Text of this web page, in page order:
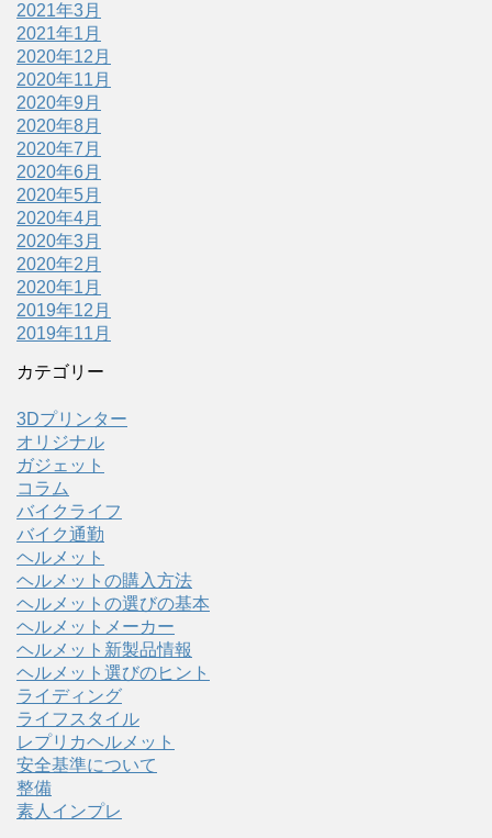
2021年3月
2021年1月
2020年12月
2020年11月
2020年9月
2020年8月
2020年7月
2020年6月
2020年5月
2020年4月
2020年3月
2020年2月
2020年1月
2019年12月
2019年11月
カテゴリー
3Dプリンター
オリジナル
ガジェット
コラム
バイクライフ
バイク通勤
ヘルメット
ヘルメットの購入方法
ヘルメットの選びの基本
ヘルメットメーカー
ヘルメット新製品情報
ヘルメット選びのヒント
ライディング
ライフスタイル
レプリカヘルメット
安全基準について
整備
素人インプレ